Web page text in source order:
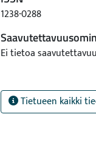
1238-0288
Ei tietoa
Tietueen kaikki